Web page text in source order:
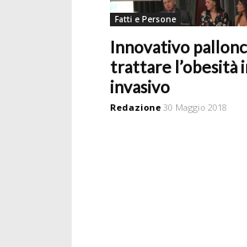
Fatti e Persone
Innovativo
trattare l’obesità
invasivo
Redazione 30 Maggio 2018